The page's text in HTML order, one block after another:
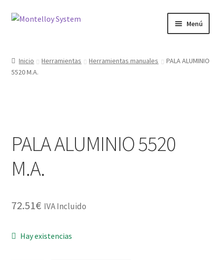
Ir
Ir
Menú
Ferretería
Protección Laboral
Contacto
Inicio Herramientas Herramientas manuales
PALA ALUMINIO
5520 M.A.
PALA ALUMINIO 5520
M.A.
72.51€ IVA Incluido
Hay existencias